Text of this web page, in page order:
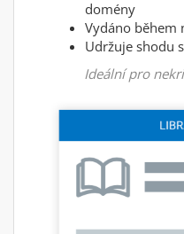
domény
Vydáno během
Udržuje shodu
Ideální pro